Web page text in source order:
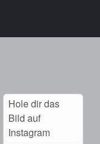
Hole dir das
Bild auf
Instagram